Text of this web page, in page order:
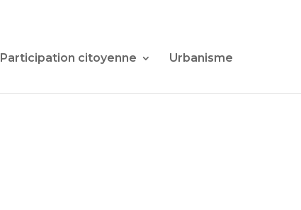
Participation citoyenne
Urbanisme